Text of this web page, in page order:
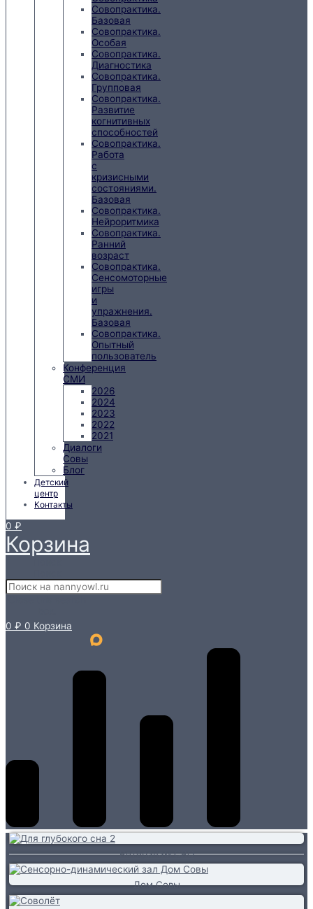
Совопрактика.
Базовая
Совопрактика.
Особая
Совопрактика.
Диагностика
Совопрактика.
Групповая
Совопрактика.
Развитие
когнитивных
способностей
Совопрактика.
Работа
с
кризисными
состояниями.
Базовая
Совопрактика.
Нейроритмика
Совопрактика.
Ранний
возраст
Совопрактика.
Сенсомоторные
игры
и
упражнения.
Базовая
Совопрактика.
Опытный
пользователь
Конференция
СМИ
2026
2024
2023
2022
2021
Диалоги
Совы
Блог
Детский
центр
Контакты
0 ₽
Корзина
0 ₽ 0 Корзина
Ветеранам СВО
Дом Совы